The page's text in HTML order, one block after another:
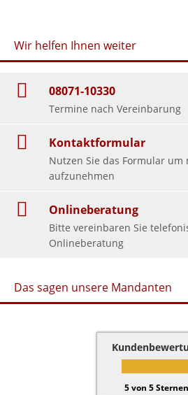
Wir helfen Ihnen weiter
08071-10330
Termine nach Vereinbarung
Kontaktformular
Nutzen Sie das Formular
aufzunehmen
Onlineberatung
Bitte vereinbaren Sie
Onlineberatung
Das sagen unsere Mandanten
5von 5Sternen